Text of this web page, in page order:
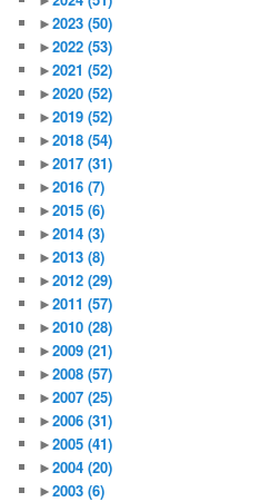
►2023(50)
►2022(53)
►2021(52)
►2020(52)
►2019(52)
►2018(54)
►2017(31)
►2016(7)
►2015(6)
►2014(3)
►2013(8)
►2012(29)
►2011(57)
►2010(28)
►2009(21)
►2008(57)
►2007(25)
►2006(31)
►2005(41)
►2004(20)
►2003(6)